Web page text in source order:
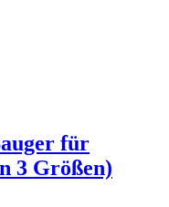
für
3 Größen)